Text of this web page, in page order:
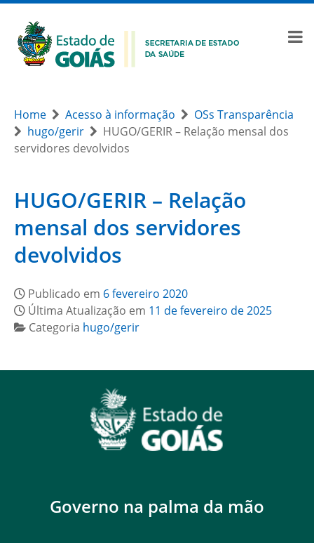
Home Acesso à informação
OSs Transparência
hugo/gerir
HUGO/GERIR – Relação mensal dos
servidores devolvidos
HUGO/GERIR – Relação
mensal dos servidores
devolvidos
Publicado em 6 fevereiro 2020
Última Atualização em 11 de fevereiro de 2025
Categoria hugo/gerir
Governo na palma da mão